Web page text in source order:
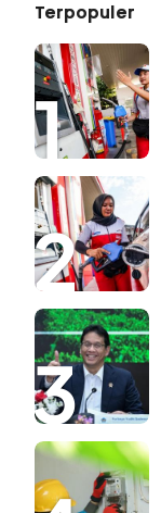
Terpopuler